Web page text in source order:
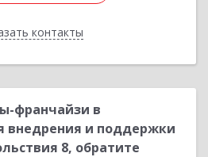
контакты
Назад
франчайзи в
внедрения и поддержки
8, обратите